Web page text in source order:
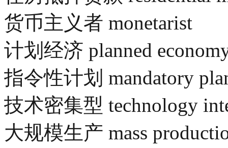
货币主义者 monetarist
计划经济 planned
指令性计划 mandatory
技术密集型 technology
大规模生产 mass